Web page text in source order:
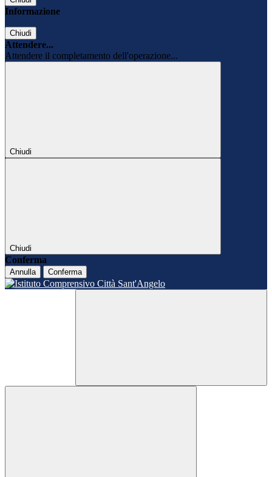
Informazione
Chiudi
Attendere...
Attendere il completamento dell'operazione...
Chiudi
Chiudi
Conferma
Annulla Conferma